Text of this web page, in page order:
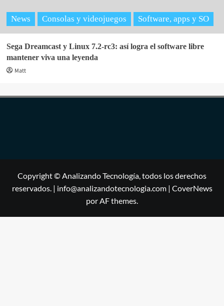
News Consolas y videojuegos Software, apps y SO
Sega Dreamcast y Linux 7.2-rc3: así logra el software libre
mantener viva una leyenda
Matt
Copyright © Analizando Tecnología, todos los derechos
reservados. | info@analizandotecnologia.com | CoverNews
por AF themes.